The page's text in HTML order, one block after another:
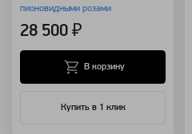
пионовидными розами
28 500 ₽
Купить в 1 клик
В корзину